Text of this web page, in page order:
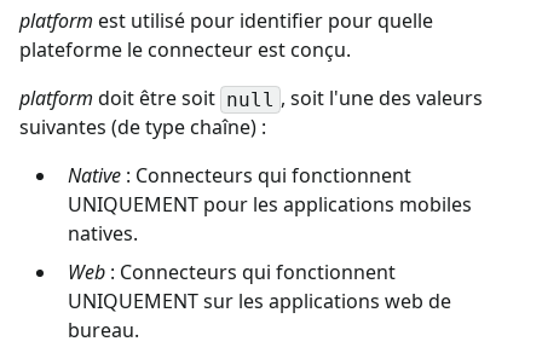
platform est utilisé pour identifier pour quelle
plateforme le connecteur est conçu.
platform doit être soit null , soit l'une des valeurs
suivantes (de type chaîne) :
Native : Connecteurs qui fonctionnent
UNIQUEMENT pour les applications mobiles
natives.
Web : Connecteurs qui fonctionnent
UNIQUEMENT sur les applications web de
bureau.